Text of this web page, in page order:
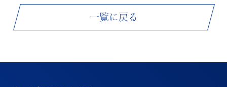
一覧に戻る